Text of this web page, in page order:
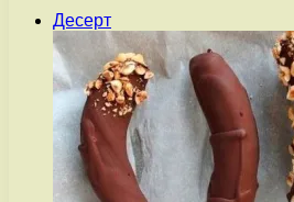
Десерт